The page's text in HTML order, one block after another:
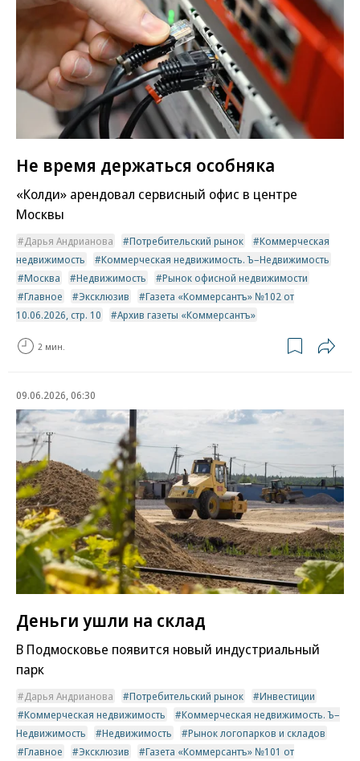
Не время держаться особняка
«Колди» арендовал сервисный офис в центре
Москвы
Дарья Андрианова Потребительский рынок
Коммерческая
недвижимость
Коммерческая недвижимость. Ъ–Недвижимость
Москва
Недвижимость
Рынок офисной недвижимости
Главное
Эксклюзив
Газета «Коммерсантъ» №102 от
10.06.2026, стр. 10
Архив газеты «Коммерсантъ»
2 мин.
09.06.2026, 06:30
Деньги ушли на склад
В Подмосковье появится новый индустриальный
парк
Дарья Андрианова Потребительский рынок
Инвестиции
Коммерческая недвижимость
Коммерческая недвижимость. Ъ–
Недвижимость
Недвижимость
Рынок логопарков и складов
Главное
Эксклюзив
Газета «Коммерсантъ» №101 от